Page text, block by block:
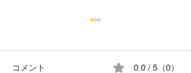
コメント 0.0 / 5（0）